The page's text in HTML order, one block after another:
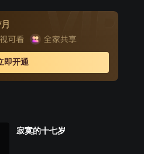
，被困在家中的丹美打来急
同时，冯泽接到旧情人林雪的
雪家中，两人发生争执，林雪
流如注，冯泽独自奔赴医院的
，以为错在自己，自责一日
即开通
寂寞的十七岁